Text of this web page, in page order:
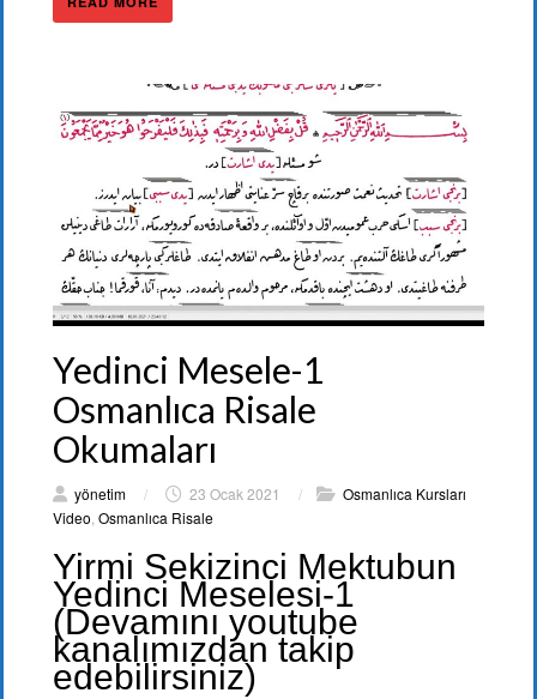
Yedinci Mesele-1
Osmanlıca Risale
Okumaları
yönetim / 23 Ocak 2021 /
Osmanlıca Kursları
Video Osmanlıca Risale
Yirmi Sekizinci Mektubun
Yedinci Meselesi-1
(Devamını youtube
kanalımızdan takip
edebilirsiniz)